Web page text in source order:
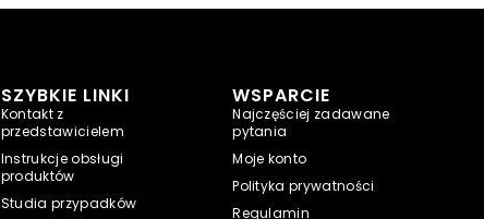
SZYBKIE LINKI
Kontakt z
przedstawicielem
Instrukcje obsługi
produktów
Studia przypadków
WSPARCIE
Najczęściej zadawane
pytania
Moje konto
Polityka prywatności
Regulamin